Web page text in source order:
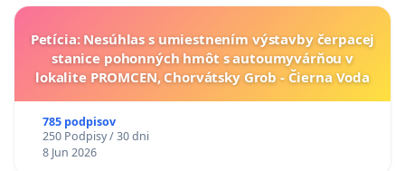
Petícia: Nesúhlas s umiestnením výstavby čerpacej
stanice pohonných hmôt s autoumyvárňou v
lokalite PROMCEN, Chorvátsky Grob - Čierna Voda
785 podpisov
250 Podpisy / 30 dni
8 Jun 2026